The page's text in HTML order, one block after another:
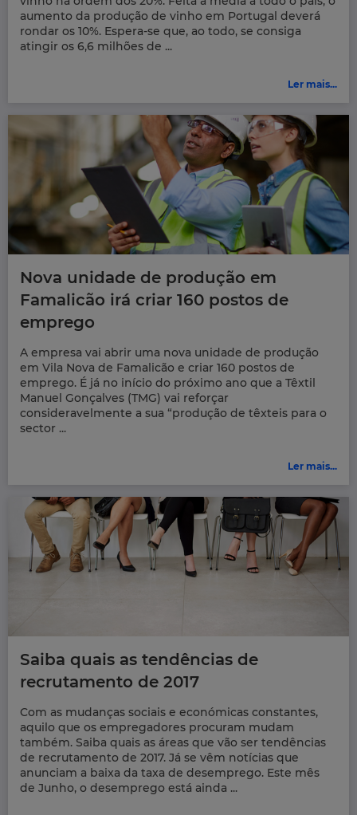
aumento da produção de vinho em Portugal deverá
rondar os 10%. Espera-se que, ao todo, se consiga
atingir os 6,6 milhões de ...
Ler mais...
Nova unidade de produção em
Famalicão irá criar 160 postos de
emprego
A empresa vai abrir uma nova unidade de produção
em Vila Nova de Famalicão e criar 160 postos de
emprego. É já no início do próximo ano que a Têxtil
Manuel Gonçalves (TMG) vai reforçar
consideravelmente a sua “produção de têxteis para o
sector ...
Ler mais...
Saiba quais as tendências de
recrutamento de 2017
Com as mudanças sociais e económicas constantes,
aquilo que os empregadores procuram mudam
também. Saiba quais as áreas que vão ser tendências
de recrutamento de 2017. Já se vêm notícias que
anunciam a baixa da taxa de desemprego. Este mês
de Junho, o desemprego está ainda ...